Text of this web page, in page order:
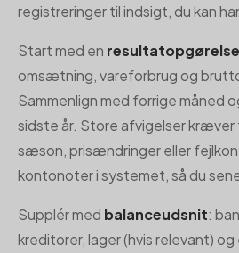
registreringer til indsigt, du kan
Start med en
omsætning, vareforbrug og
Sammenlign med forrige måned
sidste år. Store afvigelser kræver
sæson, prisændringer eller
kontonoter i systemet, så du
Supplér med balanceudsnit:
kreditorer, lager (hvis relevant)